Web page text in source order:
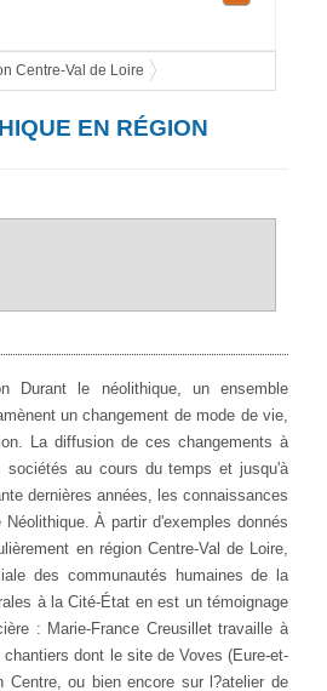
Centre-Val de Loire
EN RÉGION
Durant le néolithique, un ensemble
un changement de mode de vie,
La diffusion de ces changements à
au cours du temps et jusqu'à
dernières années, les connaissances
À partir d'exemples donnés
en région Centre-Val de Loire,
des communautés humaines de la
à la Cité-État en est un témoignage
: Marie-France Creusillet travaille à
dont le site de Voves (Eure-et-
ou bien encore sur l?atelier de